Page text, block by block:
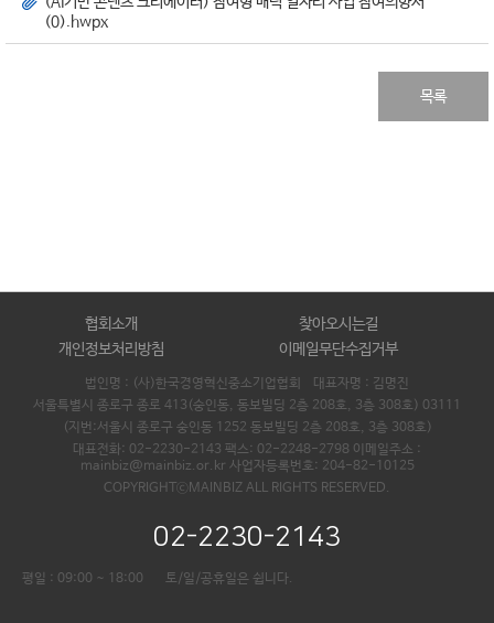
(0).hwpx
목록
협회소개
찾아오시는길
개인정보처리방침
이메일무단수집거부
법인명 : (사)한국경영혁신중소기업협회 대표자명 : 김명진
서울특별시 종로구 종로 413(숭인동, 동보빌딩 2층 208호, 3층 308호) 03111
(지번:서울시 종로구 숭인동 1252 동보빌딩 2층 208호, 3층 308호)
대표전화: 02-2230-2143 팩스: 02-2248-2798 이메일주소 :
mainbiz@mainbiz.or.kr 사업자등록번호: 204-82-10125
COPYRIGHTⓒMAINBIZ ALL RIGHTS RESERVED.
02-2230-2143
평일 : 09:00 ~ 18:00 토/일/공휴일은 쉽니다.